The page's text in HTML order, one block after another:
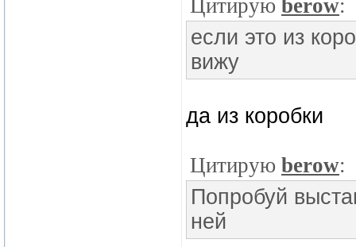
Цитирую berow:
если это из
вижу
да из коробки
Цитирую berow:
Попробуй
ней